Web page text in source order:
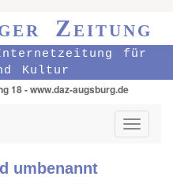
Zeitung
für
Kultur
18 - www.daz-augsburg.de
Toggle
umbenannt